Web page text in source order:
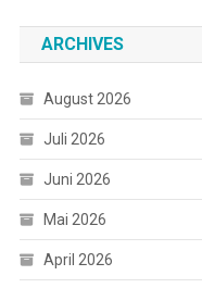
ARCHIVES
August 2026
Juli 2026
Juni 2026
Mai 2026
April 2026